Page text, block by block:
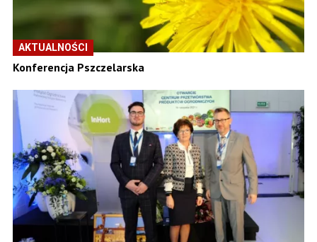
AKTUALNOŚCI
Konferencja Pszczelarska